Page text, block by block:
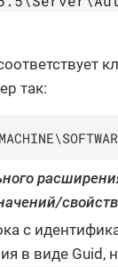
так:
с
в виде Guid,